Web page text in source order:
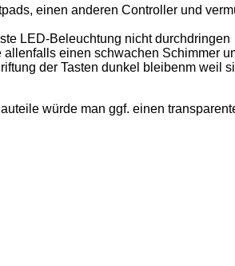
einen anderen Controller und
LED-Beleuchtung nicht durchdringen
einen schwachen Schimmer
der Tasten dunkel bleibenm weil
würde man ggf. einen